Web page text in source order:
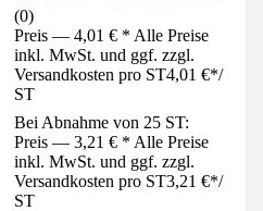
(0)
Preis — 4,01 € * Alle Preise
inkl. MwSt. und ggf. zzgl.
Versandkosten pro ST4,01 €*/
ST
Bei Abnahme von 25 ST:
Preis — 3,21 € * Alle Preise
inkl. MwSt. und ggf. zzgl.
Versandkosten pro ST3,21 €*/
ST